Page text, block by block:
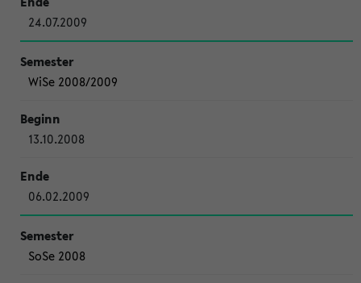
24.07.2009
WiSe 2008/2009
13.10.2008
06.02.2009
SoSe 2008